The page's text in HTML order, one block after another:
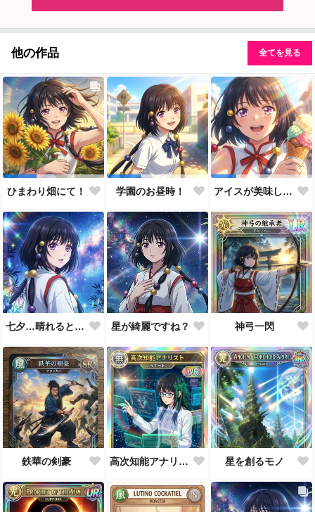
他の作品 全てを見る
ひまわり畑にて！ 学園のお昼時！ アイスが美味しい季節です
七夕…晴れると良いなぁ。 星が綺麗ですね？ 神弓一閃
鉄華の剣豪 高次知能アナリスト MEI（Mathematical Electronic Intelligenc） 星を創るモノ